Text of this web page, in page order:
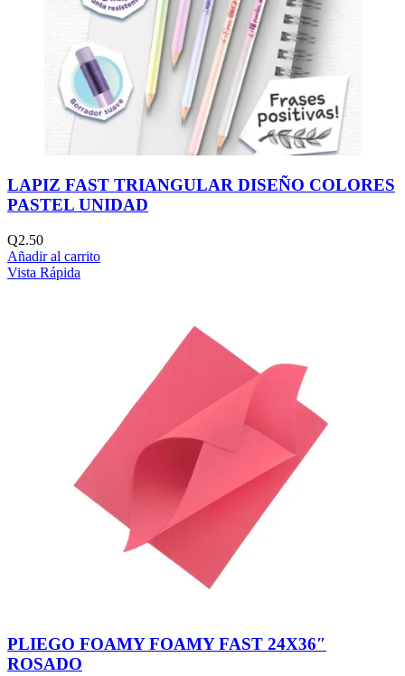
LAPIZ FAST TRIANGULAR DISEÑO COLORES
PASTEL UNIDAD
Q2.50
Añadir al carrito
Vista Rápida
PLIEGO FOAMY FOAMY FAST 24X36″
ROSADO